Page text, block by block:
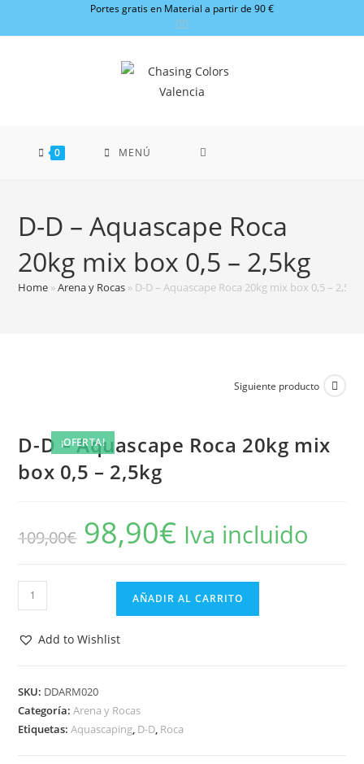
Portes gratis en Material a partir de 90 €
0 MENÚ
D-D – Aquascape Roca
20kg mix box 0,5 – 2,5kg
Home »Arena y Rocas » D-D – Aquascape Roca 20kg mix box 0,5 – 2,5kg
¡OFERTA!
Siguiente producto
D-D – Aquascape Roca 20kg mix
box 0,5 – 2,5kg
109,00€
El
precio
original
98,90€ precio
actual
Iva incluido
D
20kg
mix
box
AÑADIR AL CARRITO
Add to Wishlist
SKU: DDARM020
Categoría:Arena y Rocas
Etiquetas:Aquascaping, D-D, Roca